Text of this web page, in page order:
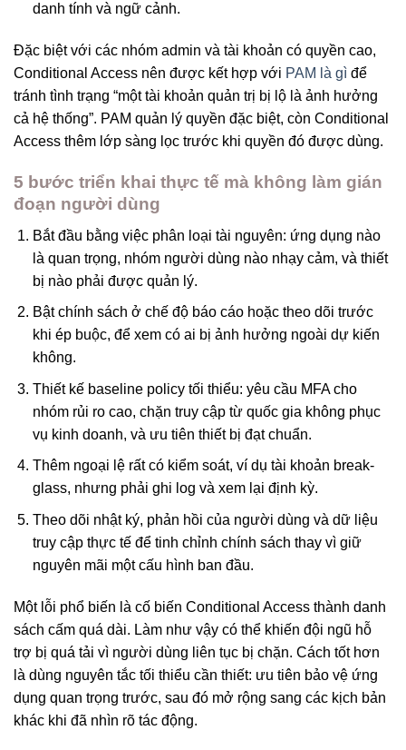
danh tính và ngữ cảnh.
Đặc biệt với các nhóm admin và tài khoản có quyền cao,
Conditional Access nên được kết hợp với PAM là gì để
tránh tình trạng “một tài khoản quản trị bị lộ là ảnh hưởng
cả hệ thống”. PAM quản lý quyền đặc biệt, còn Conditional
Access thêm lớp sàng lọc trước khi quyền đó được dùng.
5 bước triển khai thực tế mà không làm gián
đoạn người dùng
Bắt đầu bằng việc phân loại tài nguyên: ứng dụng nào
là quan trọng, nhóm người dùng nào nhạy cảm, và thiết
bị nào phải được quản lý.
Bật chính sách ở chế độ báo cáo hoặc theo dõi trước
khi ép buộc, để xem có ai bị ảnh hưởng ngoài dự kiến
không.
Thiết kế baseline policy tối thiểu: yêu cầu MFA cho
nhóm rủi ro cao, chặn truy cập từ quốc gia không phục
vụ kinh doanh, và ưu tiên thiết bị đạt chuẩn.
Thêm ngoại lệ rất có kiểm soát, ví dụ tài khoản break-
glass, nhưng phải ghi log và xem lại định kỳ.
Theo dõi nhật ký, phản hồi của người dùng và dữ liệu
truy cập thực tế để tinh chỉnh chính sách thay vì giữ
nguyên mãi một cấu hình ban đầu.
Một lỗi phổ biến là cố biến Conditional Access thành danh
sách cấm quá dài. Làm như vậy có thể khiến đội ngũ hỗ
trợ bị quá tải vì người dùng liên tục bị chặn. Cách tốt hơn
là dùng nguyên tắc tối thiểu cần thiết: ưu tiên bảo vệ ứng
dụng quan trọng trước, sau đó mở rộng sang các kịch bản
khác khi đã nhìn rõ tác động.